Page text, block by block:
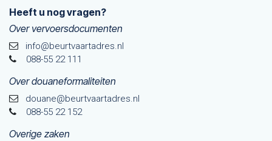
Heeft u nog vragen?
Over vervoersdocumenten
info@beurtvaartadres.nl
088-55 22 111
Over douaneformaliteiten
douane@beurtvaarta​dres.nl
088-55 22 152
Overige zaken